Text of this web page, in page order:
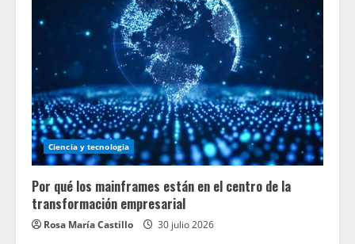
Ciencia y tecnologia
Por qué los mainframes están en el centro de la
transformación empresarial
Rosa María Castillo 30 julio 2026